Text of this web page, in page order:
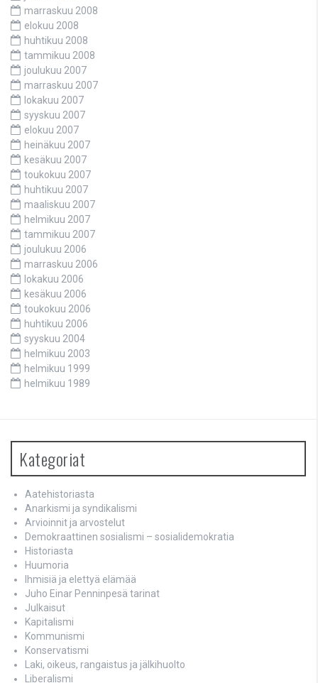
marraskuu 2008
elokuu 2008
huhtikuu 2008
tammikuu 2008
joulukuu 2007
marraskuu 2007
lokakuu 2007
syyskuu 2007
elokuu 2007
heinäkuu 2007
kesäkuu 2007
toukokuu 2007
huhtikuu 2007
maaliskuu 2007
helmikuu 2007
tammikuu 2007
joulukuu 2006
marraskuu 2006
lokakuu 2006
kesäkuu 2006
toukokuu 2006
huhtikuu 2006
syyskuu 2004
helmikuu 2003
helmikuu 1999
helmikuu 1989
Kategoriat
Aatehistoriasta
Anarkismi ja syndikalismi
Arvioinnit ja arvostelut
Demokraattinen sosialismi – sosialidemokratia
Historiasta
Huumoria
Ihmisiä ja elettyä elämää
Juho Einar Penninpesä tarinat
Julkaisut
Kapitalismi
Kommunismi
Konservatismi
Laki, oikeus, rangaistus ja jälkihuolto
Liberalismi